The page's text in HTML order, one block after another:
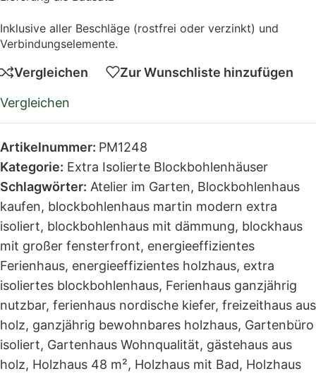
Inklusive aller Beschläge (rostfrei oder verzinkt) und
Verbindungselemente.
Vergleichen Zur Wunschliste hinzufügen
Vergleichen
Artikelnummer: PM1248
Kategorie: Extra Isolierte Blockbohlenhäuser
Schlagwörter: Atelier im Garten, Blockbohlenhaus
kaufen, blockbohlenhaus martin modern extra
isoliert, blockbohlenhaus mit dämmung, blockhaus
mit großer fensterfront, energieeffizientes
Ferienhaus, energieeffizientes holzhaus, extra
isoliertes blockbohlenhaus, Ferienhaus ganzjährig
nutzbar, ferienhaus nordische kiefer, freizeithaus aus
holz, ganzjährig bewohnbares holzhaus, Gartenbüro
isoliert, Gartenhaus Wohnqualität, gästehaus aus
holz, Holzhaus 48 m², Holzhaus mit Bad, Holzhaus